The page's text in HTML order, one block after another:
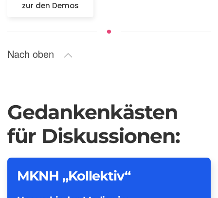
zur den Demos
Nach oben
Gedankenkästen
für Diskussionen:
MKNH „Kollektiv“